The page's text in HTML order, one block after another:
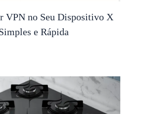
VPN no Seu Dispositivo X
e Rápida